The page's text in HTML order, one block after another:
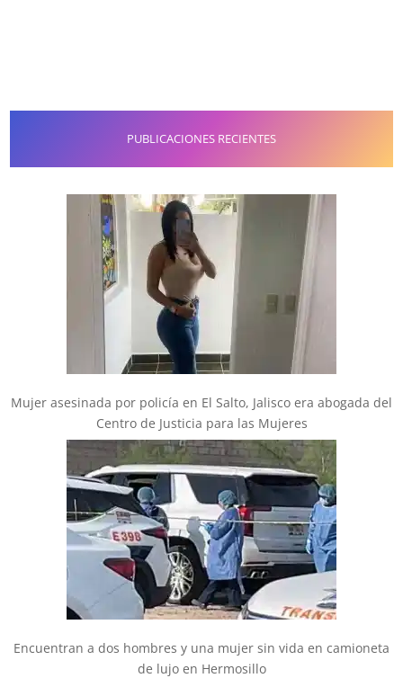
PUBLICACIONES RECIENTES
Mujer asesinada por policía en El Salto, Jalisco era abogada del
Centro de Justicia para las Mujeres
Encuentran a dos hombres y una mujer sin vida en camioneta
de lujo en Hermosillo